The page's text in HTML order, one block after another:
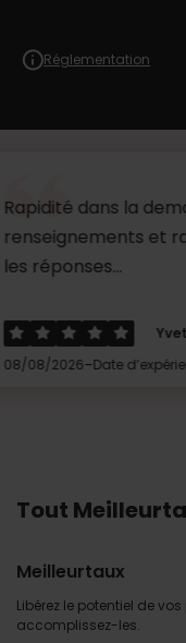
Réglementation
la demande de
et rapidité
Yvette
Date d’expérience : 08/08/
Tout
Meilleurtaux
Libérez le potentiel de
accomplissez-les.